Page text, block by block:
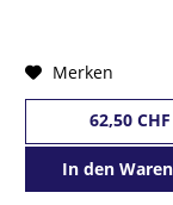
Merken
62,50
In den